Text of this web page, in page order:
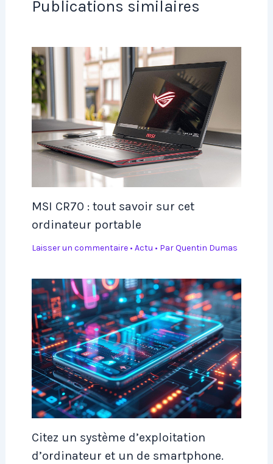
Publications similaires
MSI CR70 : tout savoir sur cet
ordinateur portable
Laisser un commentaire • Actu • ParQuentin Dumas
Citez un système d’exploitation
d’ordinateur et un de smartphone.